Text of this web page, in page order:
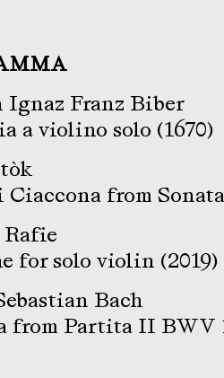
Franz Biber
a violino solo (1670)
Ciaccona from
Rafie
for solo violin (2019)
Bach
from Partita II BWV